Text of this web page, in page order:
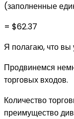
(заполненные
= $62.37
Я полагаю, что вы
Продвинемся
торговых входов.
Количество
преимущество